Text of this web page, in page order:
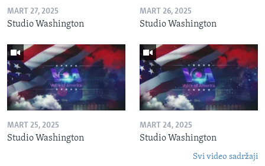
MART 27, 2025
Studio Washington
MART 26, 2025
Studio Washington
MART 25, 2025
Studio Washington
MART 24, 2025
Studio Washington
Svi video sadržaji